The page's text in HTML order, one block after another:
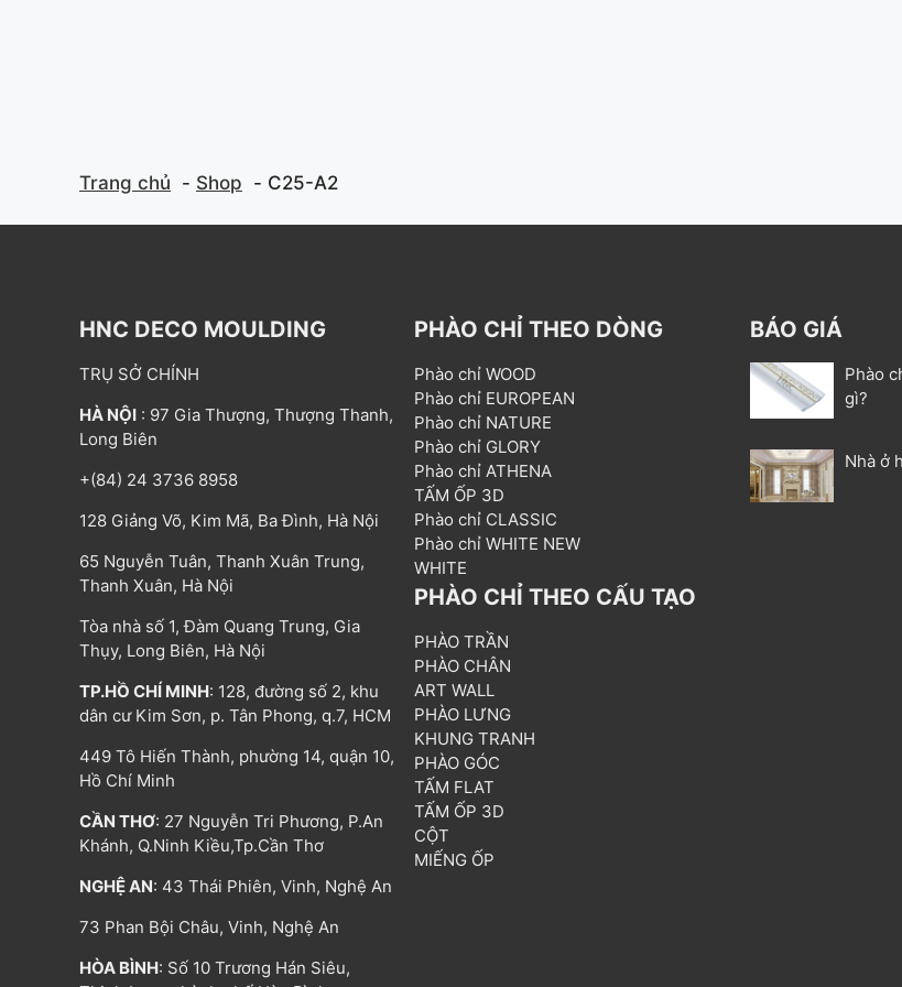
Trang chủ Shop C25-A2
HNC DECO MOULDING
TRỤ SỞ CHÍNH
HÀ NỘI : 97 Gia Thượng, Thượng Thanh,
Long Biên
+(84) 24 3736 8958
128 Giảng Võ, Kim Mã, Ba Đình, Hà Nội
65 Nguyễn Tuân, Thanh Xuân Trung,
Thanh Xuân, Hà Nội
Tòa nhà số 1, Đàm Quang Trung, Gia
Thụy, Long Biên, Hà Nội
TP.HỒ CHÍ MINH: 128, đường số 2, khu
dân cư Kim Sơn, p. Tân Phong, q.7, HCM
449 Tô Hiến Thành, phường 14, quận 10,
Hồ Chí Minh
CẦN THƠ: 27 Nguyễn Tri Phương, P.An
Khánh, Q.Ninh Kiều,Tp.Cần Thơ
NGHỆ AN: 43 Thái Phiên, Vinh, Nghệ An
73 Phan Bội Châu, Vinh, Nghệ An
HÒA BÌNH: Số 10 Trương Hán Siêu,
PHÀO CHỈ THEO DÒNG
Phào chỉ WOOD
Phào chỉ EUROPEAN
Phào chỉ NATURE
Phào chỉ GLORY
Phào chỉ ATHENA
TẤM ỐP 3D
Phào chỉ CLASSIC
Phào chỉ WHITE NEW
WHITE
PHÀO CHỈ THEO CẤU TẠO
PHÀO TRẦN
PHÀO CHÂN
ART WALL
PHÀO LƯNG
KHUNG TRANH
PHÀO GÓC
TẤM FLAT
TẤM ỐP 3D
CỘT
MIẾNG ỐP
BÁO GIÁ
Phào
gì?
Nhà ở